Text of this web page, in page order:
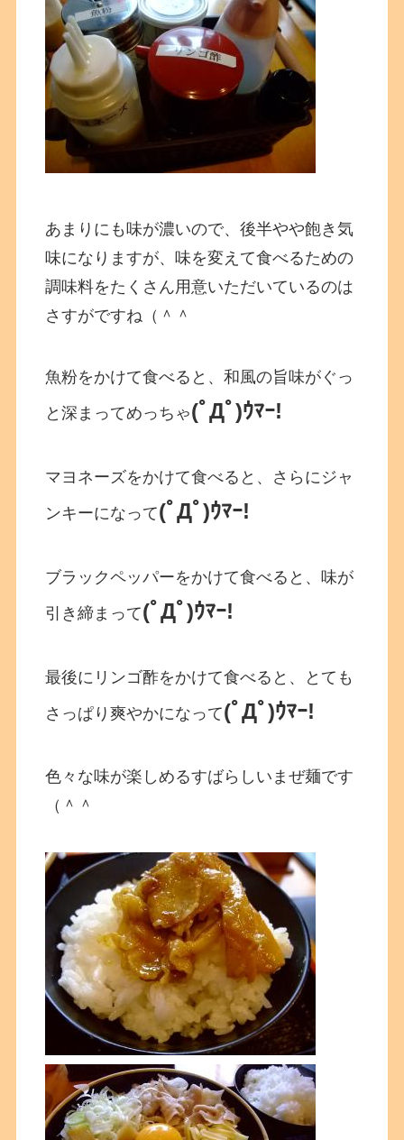
あまりにも味が濃いので、後半やや飽き気
味になりますが、味を変えて食べるための
調味料をたくさん用意いただいているのは
さすがですね（＾＾
魚粉をかけて食べると、和風の旨味がぐっ
と深まってめっちゃ(ﾟДﾟ)ｳﾏｰ!
マヨネーズをかけて食べると、さらにジャ
ンキーになって(ﾟДﾟ)ｳﾏｰ!
ブラックペッパーをかけて食べると、味が
引き締まって(ﾟДﾟ)ｳﾏｰ!
最後にリンゴ酢をかけて食べると、とても
さっぱり爽やかになって(ﾟДﾟ)ｳﾏｰ!
色々な味が楽しめるすばらしいまぜ麺です
（＾＾